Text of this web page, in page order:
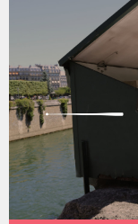
principal
LIVRE